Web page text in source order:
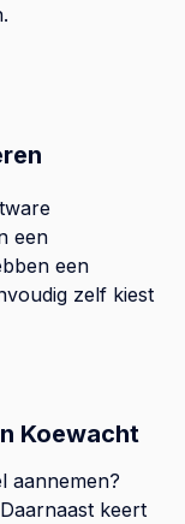
een
een
zelf kiest
Koewacht
aannemen?
keert